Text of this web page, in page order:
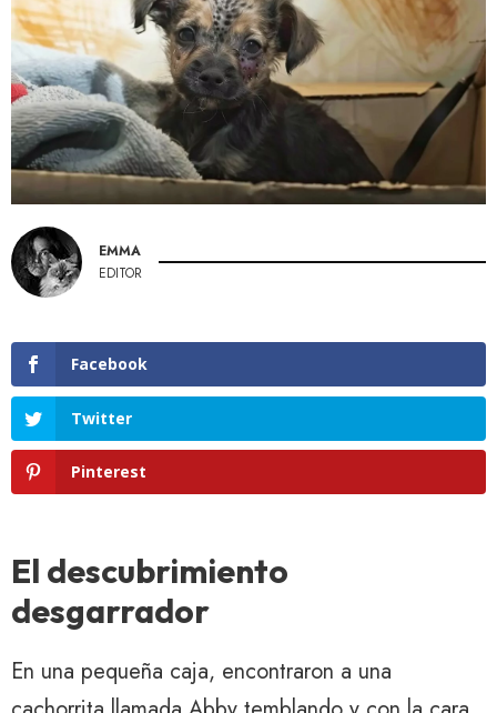
EMMA
EDITOR
Facebook
Twitter
Pinterest
El descubrimiento
desgarrador
En una pequeña caja, encontraron a una